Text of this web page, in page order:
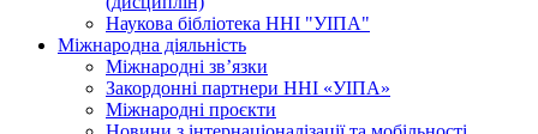
Наукова бібліотека ННІ "УІПА"
Міжнародна діяльність
Міжнародні зв’язки
Закордонні партнери ННІ «УІПА»
Міжнародні проєкти